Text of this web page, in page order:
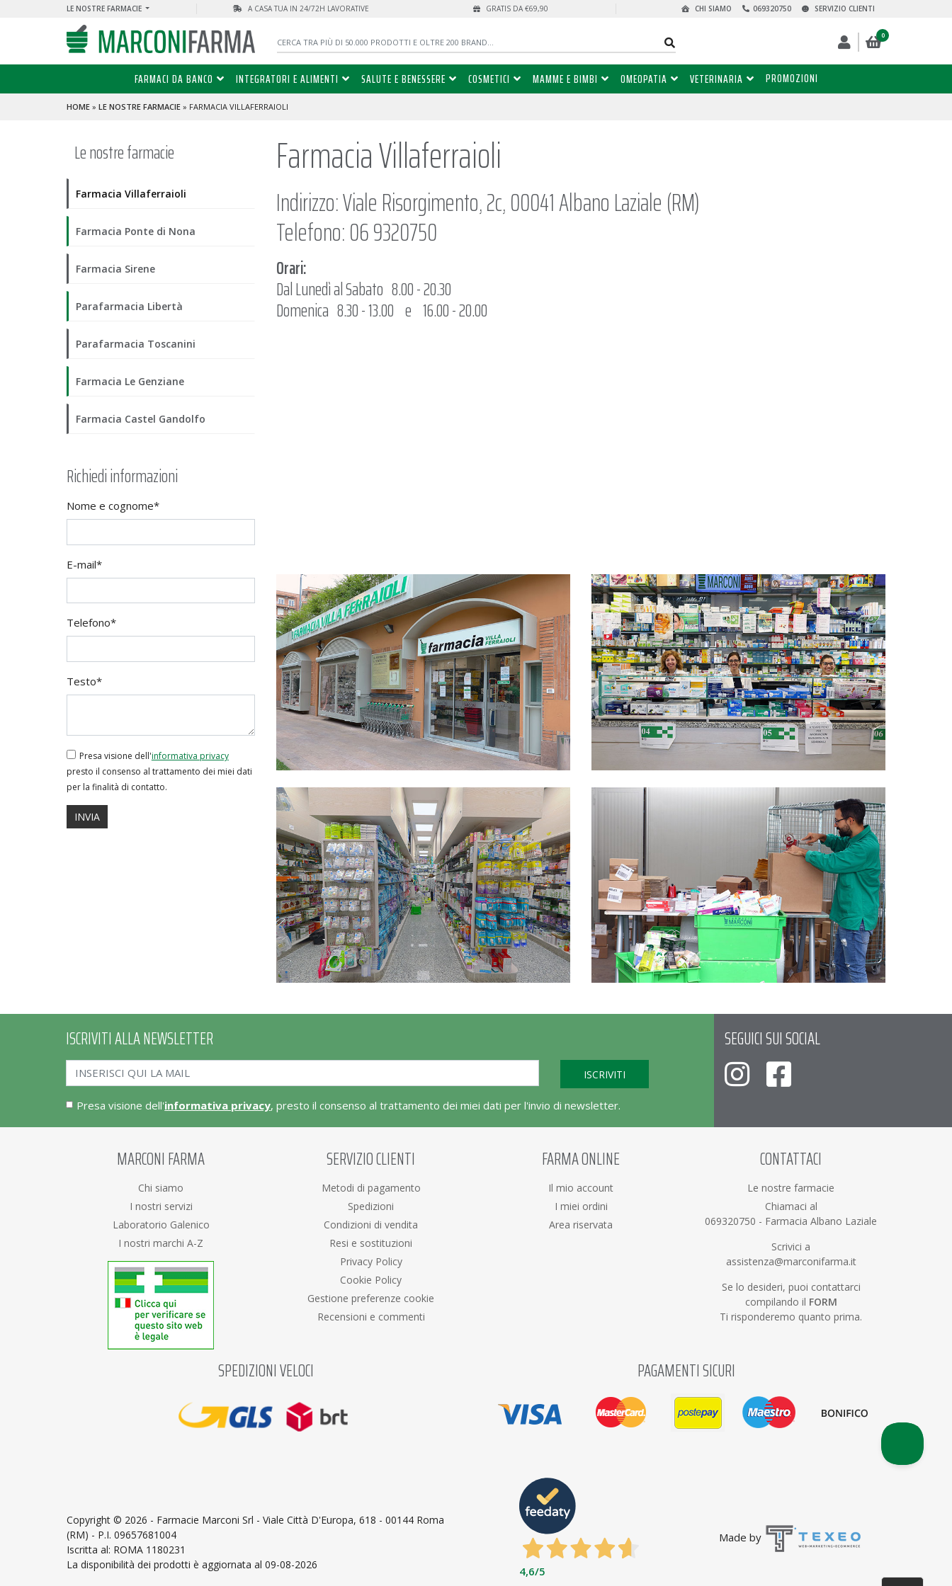
LE NOSTRE FARMACIE A CASA TUA IN 24/72H LAVORATIVE GRATIS DA €69,90 SERVIZIO CLIENTI
069320750
CHI SIAMO
0
FARMACI DA BANCO INTEGRATORI E ALIMENTI SALUTE E BENESSERE COSMETICI MAMME E BIMBI OMEOPATIA VETERINARIA PROMOZIONI
HOME» LE NOSTRE FARMACIE» FARMACIA VILLAFERRAIOLI
Le nostre farmacie
Farmacia Villaferraioli
Farmacia Ponte di Nona
Farmacia Sirene
Parafarmacia Libertà
Parafarmacia Toscanini
Farmacia Le Genziane
Farmacia Castel Gandolfo
Richiedi informazioni
Nome e cognome*
E-mail*
Telefono*
Testo*
Presa visione dell'informativa privacy
presto il consenso al trattamento dei miei dati
per la finalità di contatto.
Farmacia Villaferraioli
Indirizzo: Viale Risorgimento, 2c, 00041 Albano Laziale (RM)
Telefono: 06 9320750
Orari:
Dal Lunedì al Sabato 8.00 - 20.30
Domenica 8.30 - 13.00 e 16.00 - 20.00
ISCRIVITI ALLA NEWSLETTER
Presa visione dell'informativa privacy, presto il consenso al trattamento dei miei dati per l'invio di newsletter.
SEGUICI SUI SOCIAL
MARCONI FARMA
Chi siamo
I nostri servizi
Laboratorio Galenico
I nostri marchi A-Z
SERVIZIO CLIENTI
Metodi di pagamento
Spedizioni
Condizioni di vendita
Resi e sostituzioni
Privacy Policy
Cookie Policy
Gestione preferenze cookie
Recensioni e commenti
FARMA ONLINE
Il mio account
I miei ordini
Area riservata
CONTATTACI
Le nostre farmacie
Chiamaci al
069320750 - Farmacia Albano Laziale
Scrivici a
assistenza@marconifarma.it
Se lo desideri, puoi contattarci
compilando il FORM
Ti risponderemo quanto prima.
SPEDIZIONI VELOCI PAGAMENTI SICURI
Copyright © 2026 - Farmacie Marconi Srl - Viale Città D'Europa, 618 - 00144 Roma
(RM) - P.I. 09657681004
Iscritta al: ROMA 1180231
La disponibilità dei prodotti è aggiornata al 09-08-2026
4,6/5
Made by